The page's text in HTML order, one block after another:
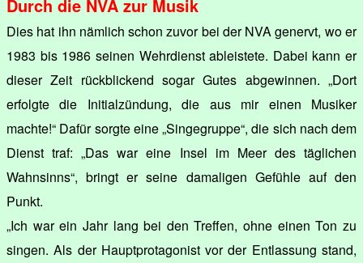
Durch die NVA zur Musik
Dies hat ihn nämlich schon zuvor bei der NVA genervt, wo er
1983 bis 1986 seinen Wehrdienst ableistete. Dabei kann er
dieser Zeit rückblickend sogar Gutes abgewinnen. „Dort
erfolgte die Initialzündung, die aus mir einen Musiker
machte!“ Dafür sorgte eine „Singegruppe“, die sich nach dem
Dienst traf: „Das war eine Insel im Meer des täglichen
Wahnsinns“, bringt er seine damaligen Gefühle auf den
Punkt.
„Ich war ein Jahr lang bei den Treffen, ohne einen Ton zu
singen. Als der Hauptprotagonist vor der Entlassung stand,